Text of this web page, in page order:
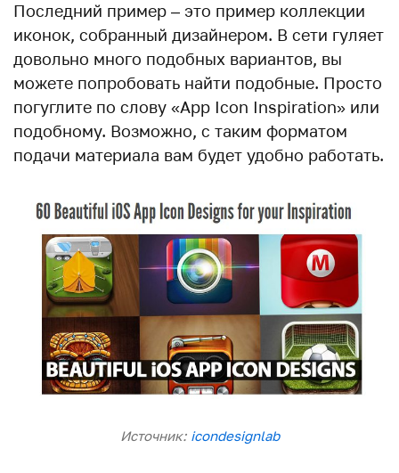
Последний пример – это пример коллекции
иконок, собранный дизайнером. В сети гуляет
довольно много подобных вариантов, вы
можете попробовать найти подобные. Просто
погуглите по слову «App Icon Inspiration» или
подобному. Возможно, с таким форматом
подачи материала вам будет удобно работать.
Источник: icondesignlab